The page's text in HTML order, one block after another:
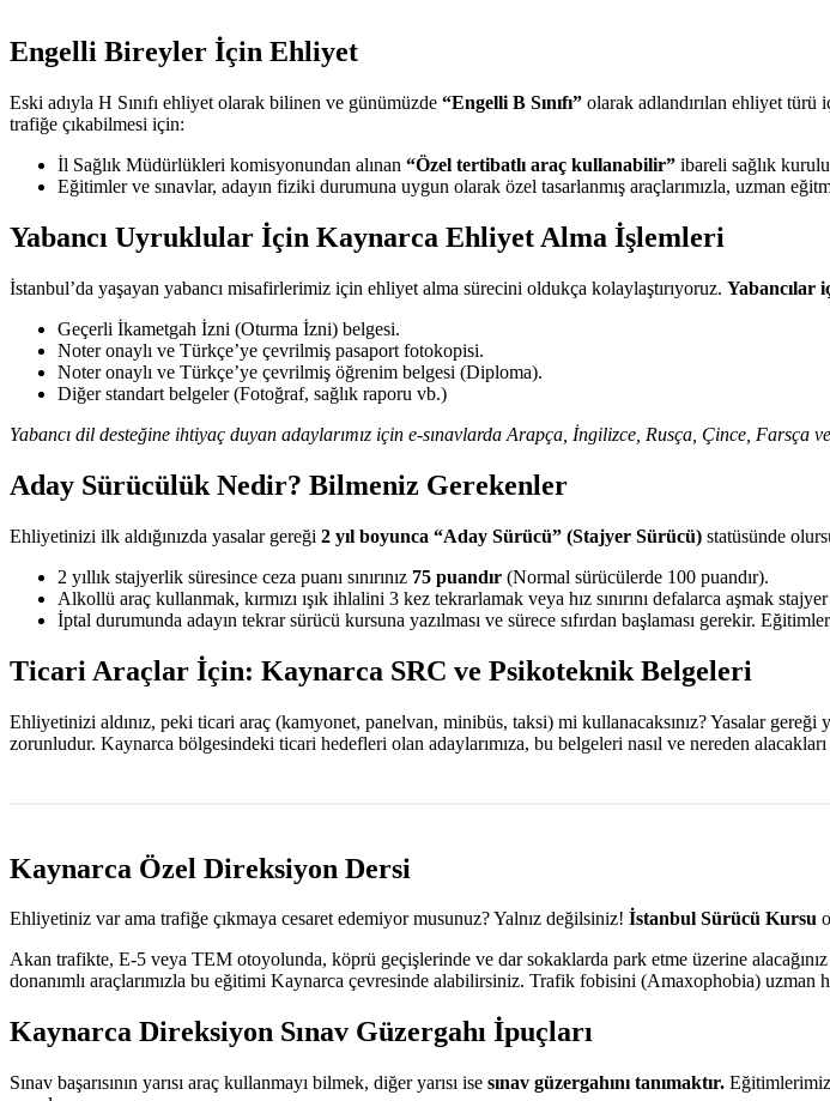
Engelli Bireyler İçin Ehliyet
Eski adıyla H Sınıfı ehliyet olarak bilinen ve günümüzde “Engelli B Sınıfı” olarak adlandırılan ehliyet türü
trafiğe çıkabilmesi için:
İl Sağlık Müdürlükleri komisyonundan alınan “Özel tertibatlı araç kullanabilir” ibareli sağlık
Eğitimler ve sınavlar, adayın fiziki durumuna uygun olarak özel tasarlanmış araçlarımızla, uzman
Yabancı Uyruklular İçin Kaynarca Ehliyet Alma İşlemleri
İstanbul’da yaşayan yabancı misafirlerimiz için ehliyet alma sürecini oldukça kolaylaştırıyoruz. Yabancılar
Geçerli İkametgah İzni (Oturma İzni) belgesi.
Noter onaylı ve Türkçe’ye çevrilmiş pasaport fotokopisi.
Noter onaylı ve Türkçe’ye çevrilmiş öğrenim belgesi (Diploma).
Diğer standart belgeler (Fotoğraf, sağlık raporu vb.)
Yabancı dil desteğine ihtiyaç duyan adaylarımız için e-sınavlarda Arapça, İngilizce, Rusça, Çince, Farsça
Aday Sürücülük Nedir? Bilmeniz Gerekenler
Ehliyetinizi ilk aldığınızda yasalar gereği 2 yıl boyunca “Aday Sürücü” (Stajyer Sürücü) statüsünde
2 yıllık stajyerlik süresince ceza puanı sınırınız 75 puandır (Normal sürücülerde 100 puandır).
Alkollü araç kullanmak, kırmızı ışık ihlalini 3 kez tekrarlamak veya hız sınırını defalarca aşmak
İptal durumunda adayın tekrar sürücü kursuna yazılması ve sürece sıfırdan başlaması gerekir.
Ticari Araçlar İçin: Kaynarca SRC ve Psikoteknik Belgeleri
Ehliyetinizi aldınız, peki ticari araç (kamyonet, panelvan, minibüs, taksi) mi kullanacaksınız? Yasalar gereği
zorunludur. Kaynarca bölgesindeki ticari hedefleri olan adaylarımıza, bu belgeleri nasıl ve nereden
Kaynarca Özel Direksiyon Dersi
Ehliyetiniz var ama trafiğe çıkmaya cesaret edemiyor musunuz? Yalnız değilsiniz! İstanbul Sürücü Kursu
Akan trafikte, E-5 veya TEM otoyolunda, köprü geçişlerinde ve dar sokaklarda park etme üzerine
donanımlı araçlarımızla bu eğitimi Kaynarca çevresinde alabilirsiniz. Trafik fobisini (Amaxophobia) uzman
Kaynarca Direksiyon Sınav Güzergahı İpuçları
Sınav başarısının yarısı araç kullanmayı bilmek, diğer yarısı ise sınav güzergahını tanımaktır.